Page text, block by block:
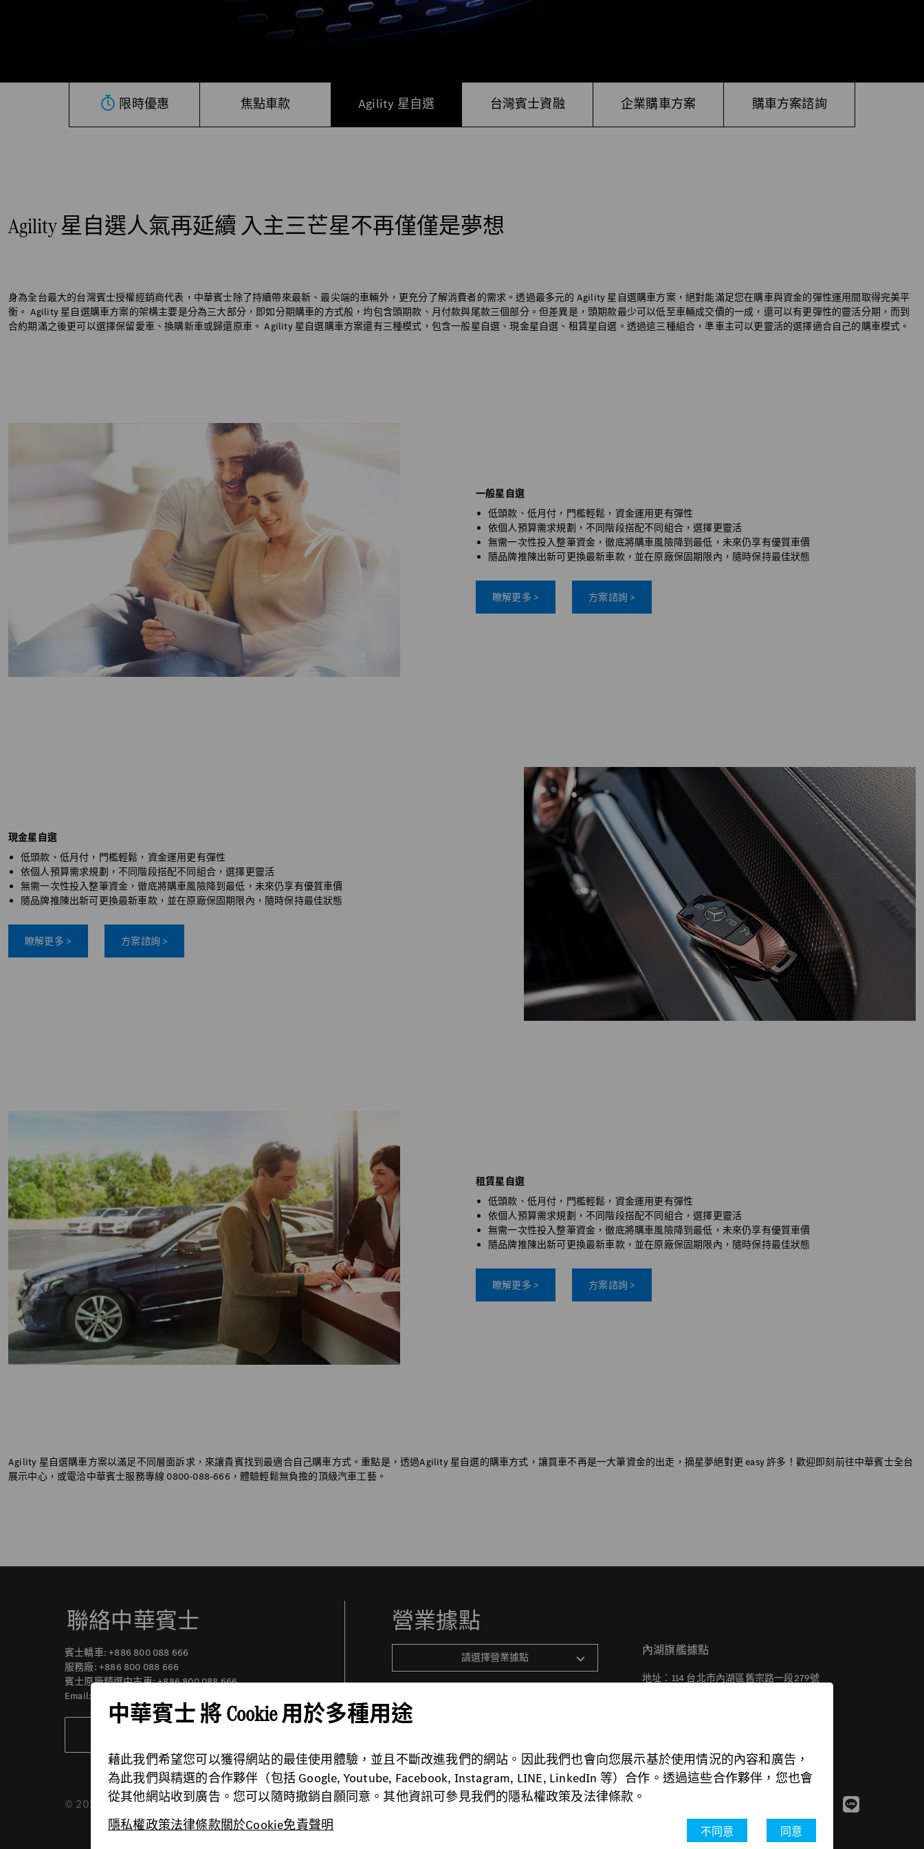
限時優惠 焦點車款 Agility 星自選 台灣賓士資融 企業購車方案 購車方案諮詢
Agility 星自選人氣再延續 入主三芒星不再僅僅是夢想
身為全台最大的台灣賓士授權經銷商代表，中華賓士除了持續帶來最新、最尖端的車輛外，更充分了解消費者的需求。透過最多元的 Agility 星自選購車方案，絕對能滿足您在購車與資金的彈性運用間取得完美平
衡。 Agility 星自選購車方案的架構主要是分為三大部分，即如分期購車的方式般，均包含頭期款、月付款與尾款三個部分。但差異是，頭期款最少可以低至車輛成交價的一成，還可以有更彈性的靈活分期，而到
合約期滿之後更可以選擇保留愛車、換購新車或歸還原車。 Agility 星自選購車方案還有三種模式，包含一般星自選、現金星自選、租賃星自選。透過這三種組合，準車主可以更靈活的選擇適合自己的購車模式。
一般星自選
低頭款、低月付，門檻輕鬆，資金運用更有彈性
依個人預算需求規劃，不同階段搭配不同組合，選擇更靈活
無需一次性投入整筆資金，徹底將購車風險降到最低，未來仍享有優質車價
隨品牌推陳出新可更換最新車款，並在原廠保固期限內，隨時保持最佳狀態
瞭解更多 > 方案諮詢 >
現金星自選
低頭款、低月付，門檻輕鬆，資金運用更有彈性
依個人預算需求規劃，不同階段搭配不同組合，選擇更靈活
無需一次性投入整筆資金，徹底將購車風險降到最低，未來仍享有優質車價
隨品牌推陳出新可更換最新車款，並在原廠保固期限內，隨時保持最佳狀態
瞭解更多 > 方案諮詢 >
租賃星自選
低頭款、低月付，門檻輕鬆，資金運用更有彈性
依個人預算需求規劃，不同階段搭配不同組合，選擇更靈活
無需一次性投入整筆資金，徹底將購車風險降到最低，未來仍享有優質車價
隨品牌推陳出新可更換最新車款，並在原廠保固期限內，隨時保持最佳狀態
瞭解更多 > 方案諮詢 >
Agility 星自選購車方案以滿足不同層面訴求，來讓貴賓找到最適合自己購車方式。重點是，透過Agility 星自選的購車方式，讓買車不再是一大筆資金的出走，摘星夢絕對更 easy 許多！歡迎即刻前往中華賓士全台
展示中心，或電洽中華賓士服務專線 0800-088-666，體驗輕鬆無負擔的頂級汽車工藝。
中華賓士 將 Cookie 用於多種用途
藉此我們希望您可以獲得網站的最佳使用體驗，並且不斷改進我們的網站。因此我們也會向您展示基於使用情況的內容和廣告，
為此我們與精選的合作夥伴（包括 Google, Youtube, Facebook, Instagram, LINE, LinkedIn 等）合作。透過這些合作夥伴，您也會
從其他網站收到廣告。您可以隨時撤銷自願同意。其他資訊可參見我們的隱私權政策及法律條款。
隱私權政策法律條款關於Cookie免責聲明 不同意 同意
聯絡中華賓士
賓士轎車:+886 800 088 666
服務廠:+886 800 088 666
賓士原廠精選中古車:+886 800 088 666
Email:
營業據點
請選擇營業據點
內湖旗艦據點
地址：114 台北市內湖區舊宗路一段279號
© 2026 中華賓士 供應商 隱私權政策 法律條款 關於Cookie 免責聲明